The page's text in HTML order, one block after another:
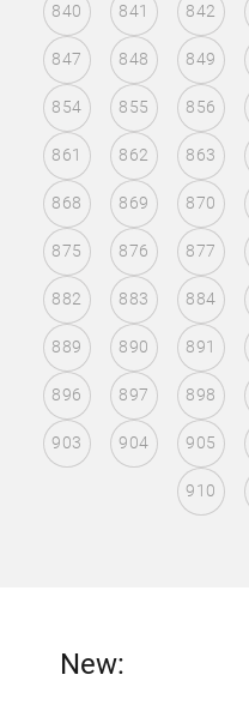
840 841 842
847 848 849
854 855 856
861 862 863
868 869 870
875 876 877
882 883 884
889 890 891
896 897 898
903 904 905
910
New: